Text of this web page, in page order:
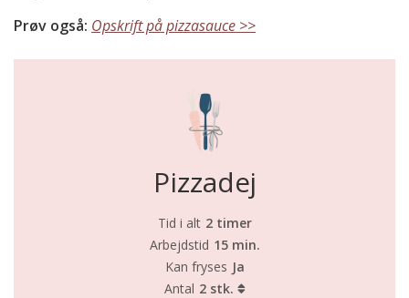
Prøv også: Opskrift på pizzasauce >>
Pizzadej
Tid i alt 2 timer
Arbejdstid 15 min.
Kan fryses Ja
Antal 2 stk.